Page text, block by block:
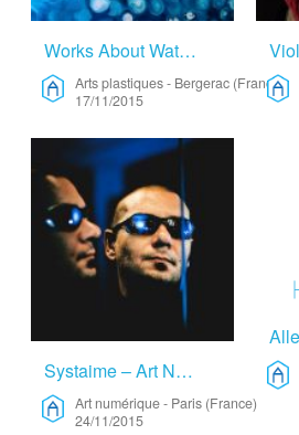
Works About Water – Arts Plastiques
Arts plastiques- Bergerac (France)
17/11/2015
Systaime – Art Numérique
Art numérique- Paris (France)
24/11/2015